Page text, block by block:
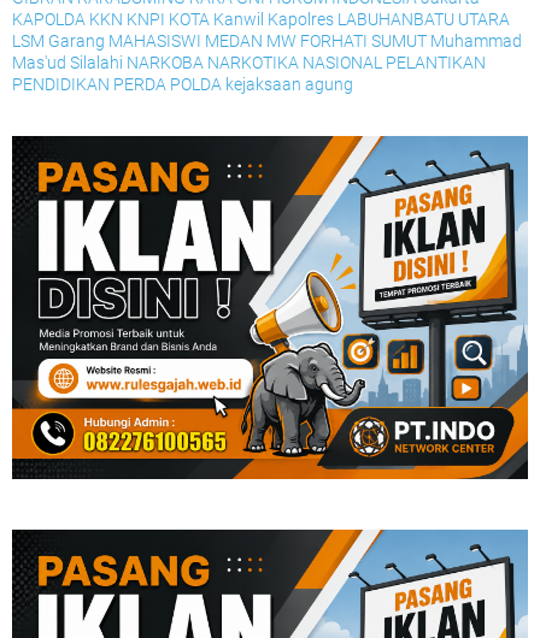
KAPOLDA KKN KNPI KOTA Kanwil Kapolres LABUHANBATU UTARA
LSM Garang MAHASISWI MEDAN MW FORHATI SUMUT Muhammad
Mas'ud Silalahi NARKOBA NARKOTIKA NASIONAL PELANTIKAN
PENDIDIKAN PERDA POLDA kejaksaan agung